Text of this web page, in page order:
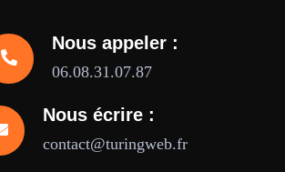
Nous appeler :
06.08.31.07.87
Nous écrire :
contact@turingweb.fr